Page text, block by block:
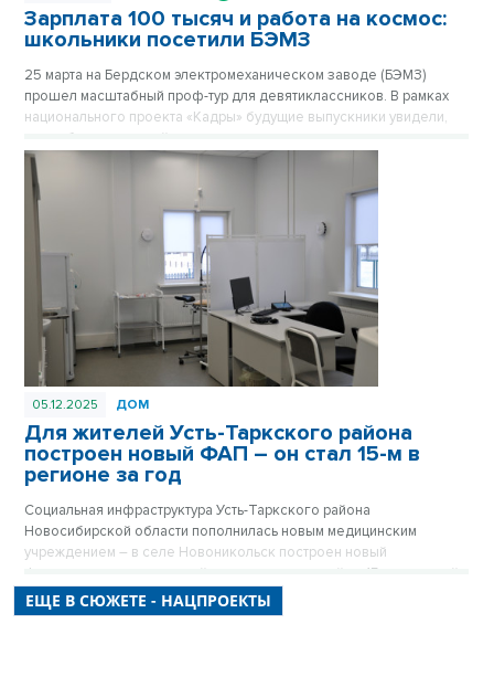
Зарплата 100 тысяч и работа на космос:
школьники посетили БЭМЗ
25 марта на Бердском электромеханическом заводе (БЭМЗ)
прошел масштабный проф-тур для девятиклассников. В рамках
национального проекта «Кадры» будущие выпускники увидели,
как работает крупнейшее машиностроительное предприятие
региона, обеспечивающее в том числе российскую космонавтику
высокоточными приборами уже 67 лет.
05.12.2025 ДОМ
Для жителей Усть-Таркского района
построен новый ФАП – он стал 15-м в
регионе за год
Социальная инфраструктура Усть-Таркского района
Новосибирской области пополнилась новым медицинским
учреждением – в селе Новоникольск построен новый
фельдшерско-акушерский пункт, рассчитанный на 15 посещений
в смену.
ЕЩЕ В СЮЖЕТЕ - НАЦПРОЕКТЫ